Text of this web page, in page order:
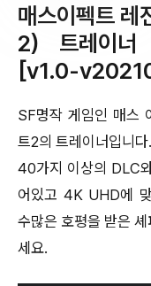
매스이펙트 레
2) 트레이
[v1.0-
SF명작 게임인 매스
트2의 트레이너입니
40가지 이상의 DLC
어있고 4K UHD에
수많은 호평을 받은
세요.